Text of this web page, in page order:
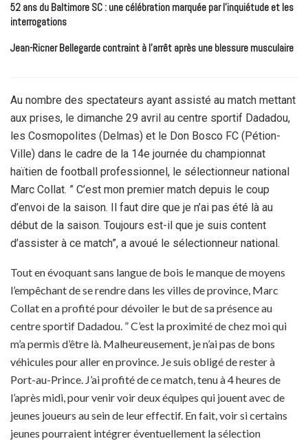
52 ans du Baltimore SC : une célébration marquée par l’inquiétude et les
interrogations
Jean-Ricner Bellegarde contraint à l’arrêt après une blessure musculaire
Au nombre des spectateurs ayant assisté au match mettant
aux prises, le dimanche 29 avril au centre sportif Dadadou,
les Cosmopolites (Delmas) et le Don Bosco FC (Pétion-
Ville) dans le cadre de la 14e journée du championnat
haïtien de football professionnel, le sélectionneur national
Marc Collat. ” C’est mon premier match depuis le coup
d’envoi de la saison. Il faut dire que je n’ai pas été là au
début de la saison. Toujours est-il que je suis content
d’assister à ce match”, a avoué le sélectionneur national.
Tout en évoquant sans langue de bois le manque de moyens
l’empêchant de se rendre dans les villes de province, Marc
Collat en a profité pour dévoiler le but de sa présence au
centre sportif Dadadou. ” C’est la proximité de chez moi qui
m’a permis d’être là. Malheureusement, je n’ai pas de bons
véhicules pour aller en province. Je suis obligé de rester à
Port-au-Prince. J’ai profité de ce match, tenu à 4 heures de
l’après midi, pour venir voir deux équipes qui jouent avec de
jeunes joueurs au sein de leur effectif. En fait, voir si certains
jeunes pourraient intégrer éventuellement la sélection